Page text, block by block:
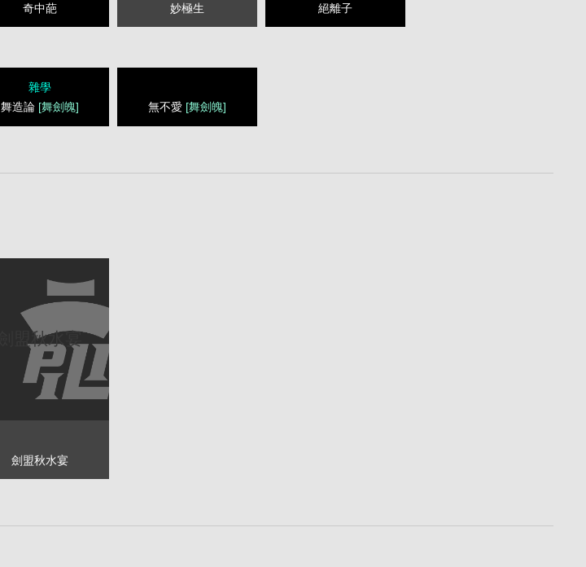
奇中葩 妙極生 絕離子
雜學
舞造論 [舞劍魄] 無不愛 [舞劍魄]
劍盟秋水宴
劍盟秋水宴